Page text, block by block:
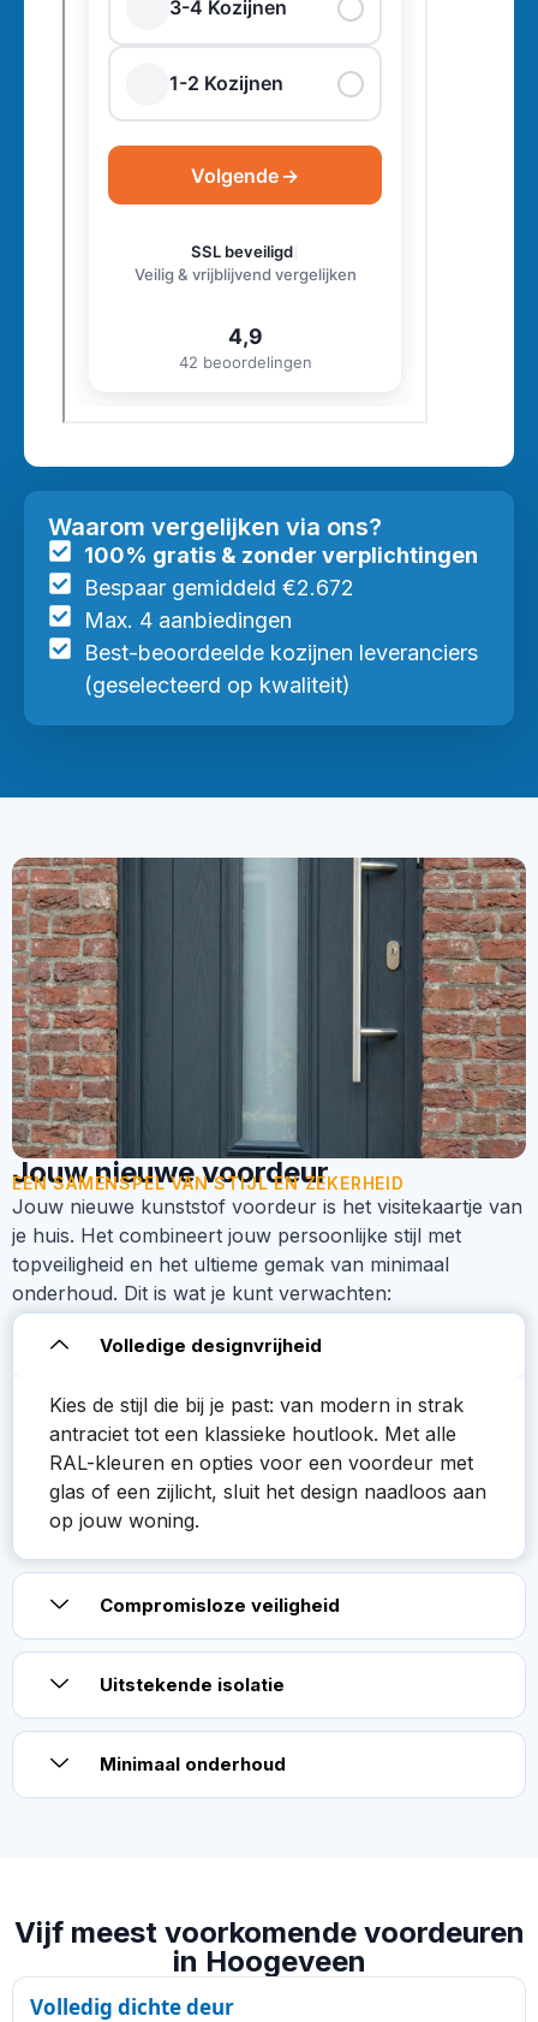
Waarom vergelijken via ons?
100% gratis & zonder verplichtingen
Bespaar gemiddeld €2.672
Max. 4 aanbiedingen
Best-beoordeelde kozijnen leveranciers
(geselecteerd op kwaliteit)
Jouw nieuwe voordeur
EEN SAMENSPEL VAN STIJL EN ZEKERHEID
Jouw nieuwe kunststof voordeur is het visitekaartje van
je huis. Het combineert jouw persoonlijke stijl met
topveiligheid en het ultieme gemak van minimaal
onderhoud. Dit is wat je kunt verwachten:
Volledige designvrijheid
Kies de stijl die bij je past: van modern in strak
antraciet tot een klassieke houtlook. Met alle
RAL-kleuren en opties voor een voordeur met
glas of een zijlicht, sluit het design naadloos aan
op jouw woning.
Compromisloze veiligheid
Uitstekende isolatie
Minimaal onderhoud
Vijf meest voorkomende voordeuren
in Hoogeveen
Volledig dichte deur